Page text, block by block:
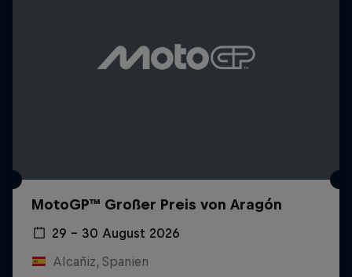
MotoGP™ Großer Preis von Aragón
29 – 30 August 2026
Alcañiz, Spanien